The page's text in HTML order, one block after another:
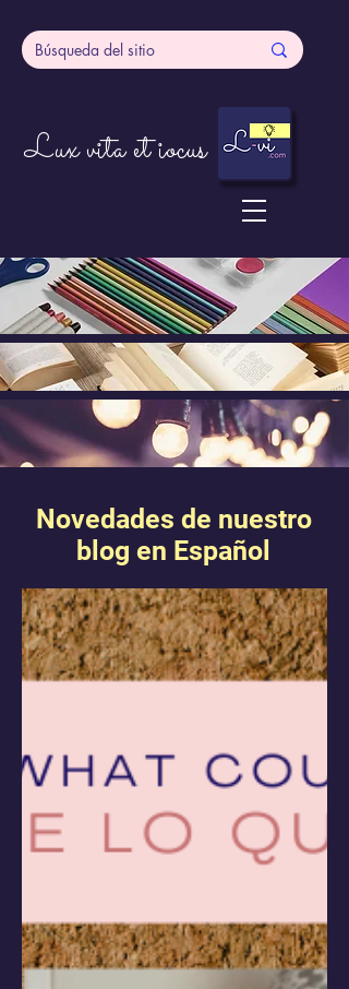
Lux vita et iocus
Novedades de nuestro
blog en Español